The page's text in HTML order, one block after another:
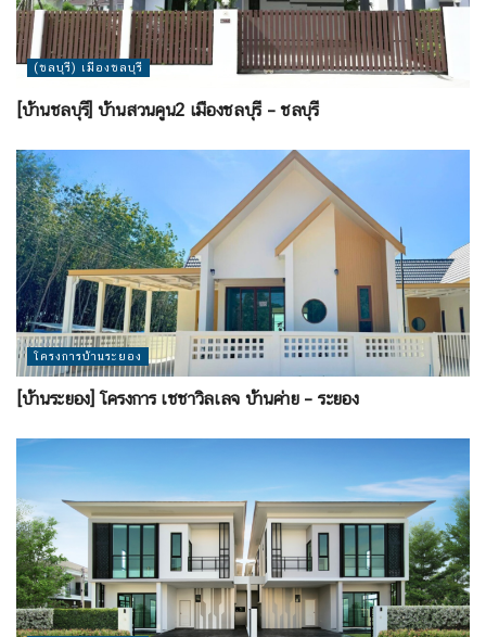
(ชลบุรี) เมืองชลบุรี
[บ้านชลบุรี] บ้านสวนคูน2 เมืองชลบุรี – ชลบุรี
โครงการบ้านระยอง
[บ้านระยอง] โครงการ เชชาวิลเลจ บ้านค่าย – ระยอง